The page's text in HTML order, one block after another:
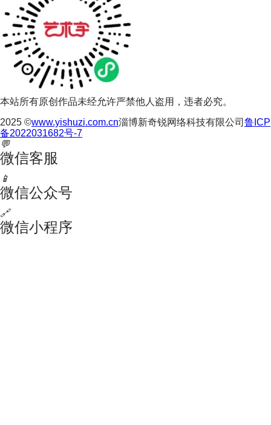
本站所有原创作品未经允许严禁他人盗用，违者必究。
2025 ©www.yishuzi.com.cn淄博新奇锐网络科技有限公司 鲁ICP
备2022031682号-7
💬
微信客服
📱
微信公众号
🔗
微信小程序